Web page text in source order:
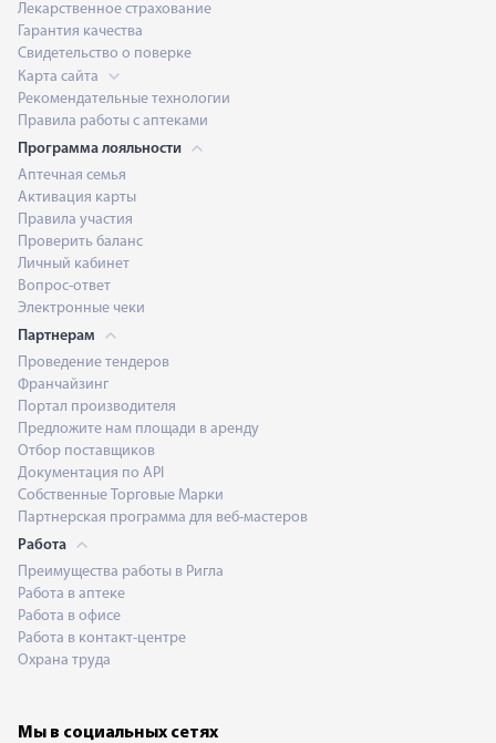
Лекарственное страхование
Гарантия качества
Свидетельство о поверке
Карта сайта
Рекомендательные технологии
Правила работы с аптеками
Программа лояльности
Аптечная семья
Активация карты
Правила участия
Проверить баланс
Личный кабинет
Вопрос-ответ
Электронные чеки
Партнерам
Проведение тендеров
Франчайзинг
Портал производителя
Предложите нам площади в аренду
Отбор поставщиков
Документация по API
Собственные Торговые Марки
Партнерская программа для веб-мастеров
Работа
Преимущества работы в Ригла
Работа в аптеке
Работа в офисе
Работа в контакт-центре
Охрана труда
Мы в социальных сетях